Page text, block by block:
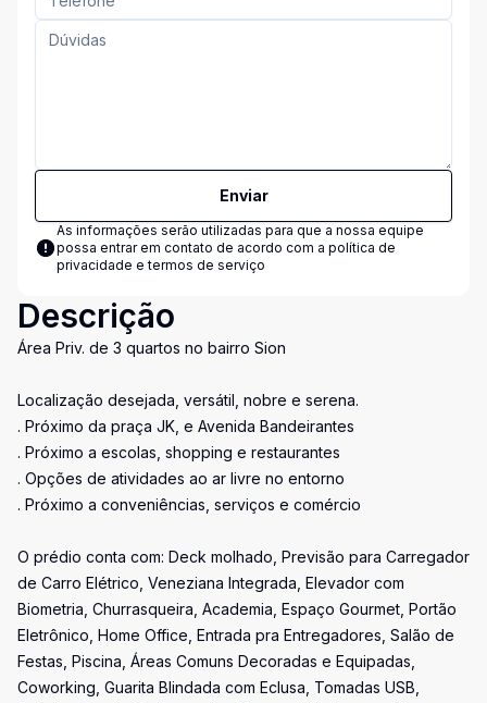
Enviar
As informações serão utilizadas para que a nossa equipe
possa entrar em contato de acordo com a política de
privacidade e termos de serviço
Descrição
Área Priv. de 3 quartos no bairro Sion
Localização desejada, versátil, nobre e serena.
. Próximo da praça JK, e Avenida Bandeirantes
. Próximo a escolas, shopping e restaurantes
. Opções de atividades ao ar livre no entorno
. Próximo a conveniências, serviços e comércio
O prédio conta com: Deck molhado, Previsão para Carregador
de Carro Elétrico, Veneziana Integrada, Elevador com
Biometria, Churrasqueira, Academia, Espaço Gourmet, Portão
Eletrônico, Home Office, Entrada pra Entregadores, Salão de
Festas, Piscina, Áreas Comuns Decoradas e Equipadas,
Coworking, Guarita Blindada com Eclusa, Tomadas USB,